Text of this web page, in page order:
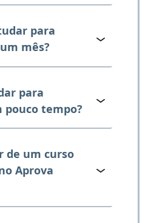
para
mês?
para
pouco tempo?
de um curso
Aprova